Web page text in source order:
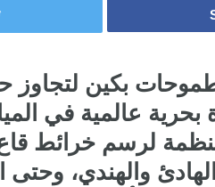
بكين لتجاوز
بحرية عالمية في
لرسم خرائط
والهندي،